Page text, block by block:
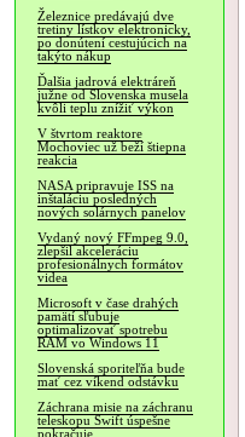
Železnice predávajú dve
tretiny lístkov elektronicky,
po donútení cestujúcich na
takýto nákup
Ďalšia jadrová elektráreň
južne od Slovenska musela
kvôli teplu znížiť výkon
V štvrtom reaktore
Mochoviec už beží štiepna
reakcia
NASA pripravuje ISS na
inštaláciu posledných
nových solárnych panelov
Vydaný nový FFmpeg 9.0,
zlepšil akceleráciu
profesionálnych formátov
videa
Microsoft v čase drahých
pamätí sľubuje
optimalizovať spotrebu
RAM vo Windows 11
Slovenská sporiteľňa bude
mať cez víkend odstávku
Záchrana misie na záchranu
teleskopu Swift úspešne
pokračuje